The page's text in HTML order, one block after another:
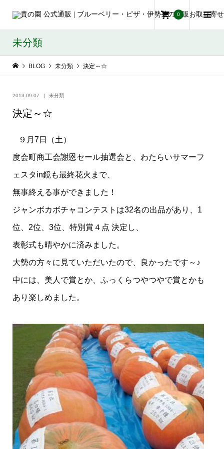
0
未分類
BLOG 未分類 決定～☆
2013.09.07 未分類
決定～☆
９月7日（土）
度会町商工会謝恩セール抽選会と、わたらいサマーフ
ェスタin鏡も最終花火まで、
無事終える事ができました！
ジャンボカボチャコンテストは32名の出品があり、1
位、2位、3位、特別賞４点 決定し、
表彰式も晴やかに済みました。
大勢の方々に見ていただいたので、良かったです～♪
中には、美人で賞とか、ふっくらつやつやで賞とかも
あり楽しめました。